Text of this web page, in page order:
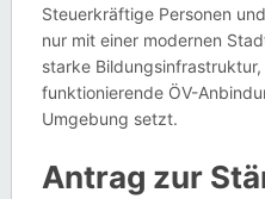
Steuerkräftige Personen
nur mit einer modernen
starke
funktionierende ÖV-
Umgebung setzt.
Antrag zur